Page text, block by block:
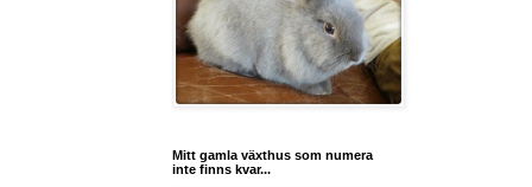
Mitt gamla växthus som numera
inte finns kvar...